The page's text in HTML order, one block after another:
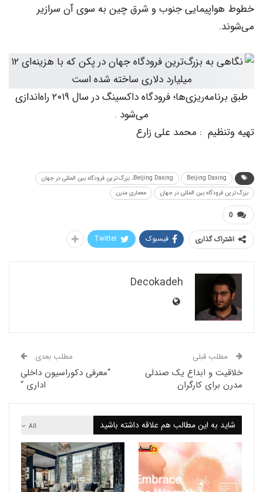
جنوب و شرق چین به سوی آن سرازیر
طبق برنامه‌ریزی‌ها؛ فرودگاه داکسینگ در سال ۲۰۱۹ راه‌اندازی
: محمد علی زارع
Beijing
Beijing Daxing، بزرگ‌ترین فرودگاه بین المللی در جهان
بین المللی در جهان
معماری مدرن
گذاری فیسبوک Twitter
Decokadeh
قبلی
و ابداع یک صندلی
کارگران
مطلب بعدی
“معرفی دکوراسیون داخلی
به این مطالب هم علاقه داشته باشید